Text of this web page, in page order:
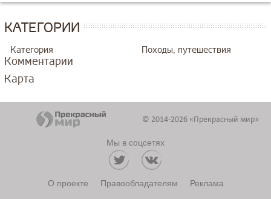
КАТЕГОРИИ
Категория Походы, путешествия
Комментарии
Карта
© 2014-2026 «Прекрасный мир»
Мы в соцсетях
О проекте Правообладателям Реклама